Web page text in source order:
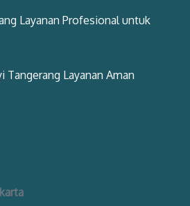
Layanan Profesional untuk
Tangerang Layanan Aman